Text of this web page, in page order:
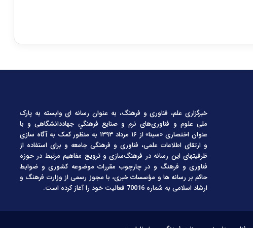
خبرگزاری علم، فناوری و فرهنگ، به عنوان رسانه ای وابسته به پارک
ملی علوم و فناوری‌های نرم و صنایع فرهنگیِ جهاددانشگاهی و با
عنوان اختصاری «سینا» از ۱۶ مرداد ۱۳۹۳ به منظور کمک به آگاه سازی
و ارتقای اطلاعات علمی، فناوری و فرهنگی جامعه و برای استفاده از
ظرفیتهای این رسانه در فرهنگ‌سازی و ترویج مفاهیم مرتبط در حوزه
فناوری و فرهنگ و در چارچوب مقررات موضوعه کشوری و ضوابط
حاکم بر رسانه ها و مؤسسات خبری، با مجوز رسمی از وزارت فرهنگ و
ارشاد اسلامی به شماره 70016 فعالیت خود را آغاز کرده است.